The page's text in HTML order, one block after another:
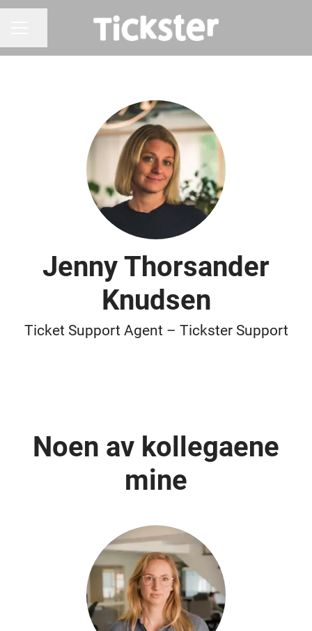
Jenny Thorsander
Knudsen
Ticket Support Agent – Tickster Support
Noen av kollegaene
mine